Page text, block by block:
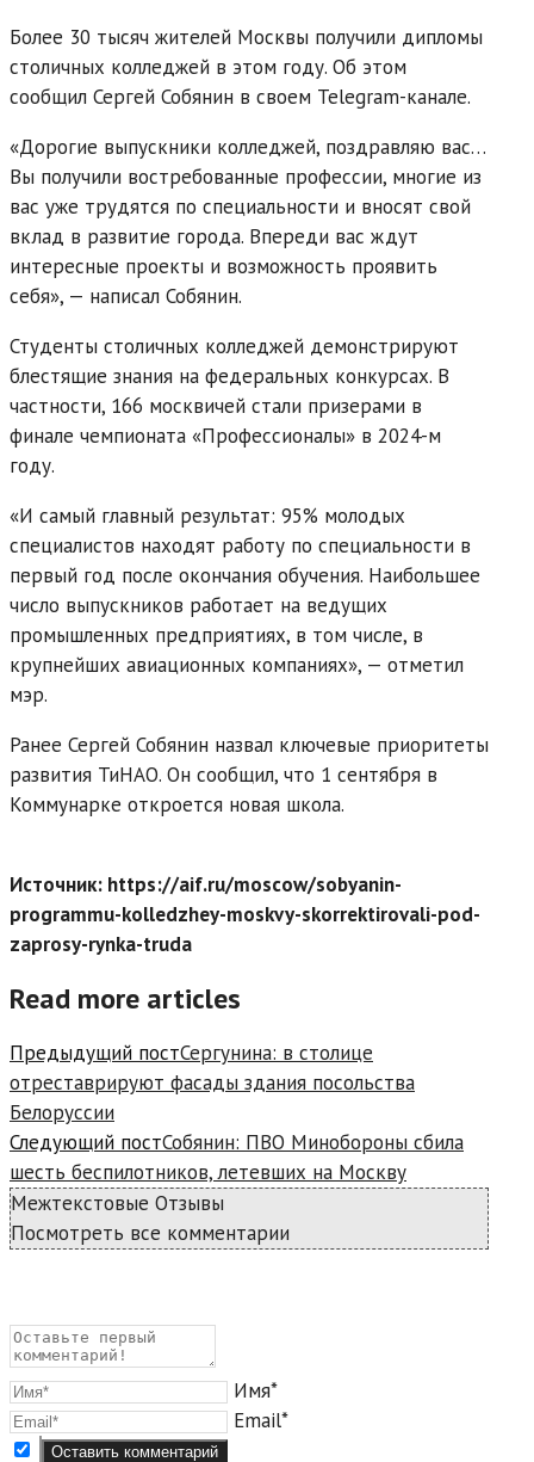
Более 30 тысяч жителей Москвы получили дипломы
столичных колледжей в этом году. Об этом
сообщил Сергей Собянин в своем Telegram-канале.
«Дорогие выпускники колледжей, поздравляю вас…
Вы получили востребованные профессии, многие из
вас уже трудятся по специальности и вносят свой
вклад в развитие города. Впереди вас ждут
интересные проекты и возможность проявить
себя», — написал Собянин.
Студенты столичных колледжей демонстрируют
блестящие знания на федеральных конкурсах. В
частности, 166 москвичей стали призерами в
финале чемпионата «Профессионалы» в 2024-м
году.
«И самый главный результат: 95% молодых
специалистов находят работу по специальности в
первый год после окончания обучения. Наибольшее
число выпускников работает на ведущих
промышленных предприятиях, в том числе, в
крупнейших авиационных компаниях», — отметил
мэр.
Ранее Сергей Собянин назвал ключевые приоритеты
развития ТиНАО. Он сообщил, что 1 сентября в
Коммунарке откроется новая школа.
Источник: https://aif.ru/moscow/sobyanin-
programmu-kolledzhey-moskvy-skorrektirovali-pod-
zaprosy-rynka-truda
Read more articles
Предыдущий постСергунина: в столице
отреставрируют фасады здания посольства
Белоруссии
Следующий постСобянин: ПВО Минобороны сбила
шесть беспилотников, летевших на Москву
Межтекстовые Отзывы
Посмотреть все комментарии
Имя*
Email*